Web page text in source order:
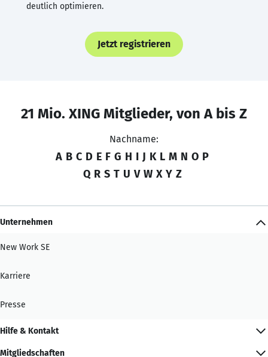
deutlich optimieren.
Jetzt registrieren
21 Mio. XING Mitglieder, von A bis Z
Nachname:
A B C D E F G H I J K L M N O P
Q R S T U V W X Y Z
Unternehmen
New Work SE
Karriere
Presse
Hilfe & Kontakt
Mitgliedschaften